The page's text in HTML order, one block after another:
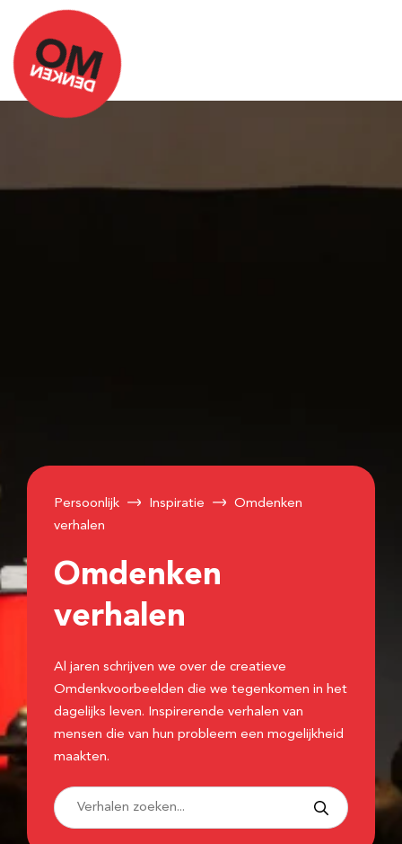
Persoonlijk Inspiratie
Omdenken
verhalen
Omdenken
verhalen
Al jaren schrijven we over de creatieve
Omdenkvoorbeelden die we tegenkomen in het
dagelijks leven. Inspirerende verhalen van
mensen die van hun probleem een mogelijkheid
maakten.